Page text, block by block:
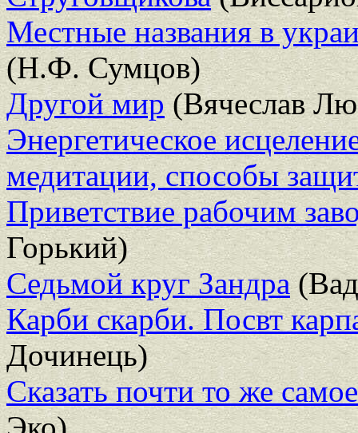
Местные названия в
(Н.Ф. Сумцов)
Другой мир(Вячеслав
Энергетическое
медитации, способы
Приветствие рабочим
Горький)
Седьмой круг Зандра
Карби скарби. Посвт
Дочинець)
Сказать почти то же